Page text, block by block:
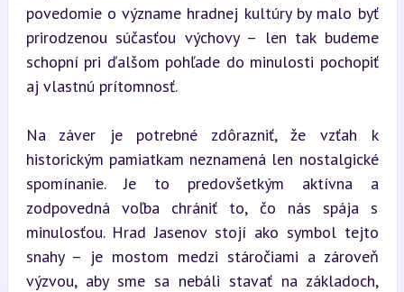
povedomie o význame hradnej kultúry by malo byť
prirodzenou súčasťou výchovy – len tak budeme
schopní pri ďalšom pohľade do minulosti pochopiť
aj vlastnú prítomnosť.
Na záver je potrebné zdôrazniť, že vzťah k
historickým pamiatkam neznamená len nostalgické
spomínanie. Je to predovšetkým aktívna a
zodpovedná voľba chrániť to, čo nás spája s
minulosťou. Hrad Jasenov stojí ako symbol tejto
snahy – je mostom medzi stáročiami a zároveň
výzvou, aby sme sa nebáli stavať na základoch,